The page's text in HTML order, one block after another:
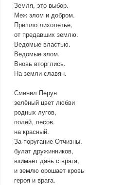
Земля, это выбор.
Меж злом и добром.
Пришло лихолетье,
от предавших землю.
Ведомые властью.
Ведомые злом.
Вновь вторглись.
На земли славян.
Сменил Перун
зелёный цвет любви
родных лугов,
полей, лесов.
на красный.
За поругание Отчизны.
булат дружинников,
взимает дань с врага,
и землю орошает кровь
героя и врага.